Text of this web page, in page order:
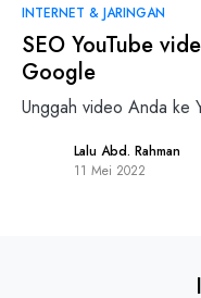
INTERNET & JARINGAN
SEO YouTube
Google
Unggah video Anda ke
Lalu Abd. Rahman
11 Mei 2022